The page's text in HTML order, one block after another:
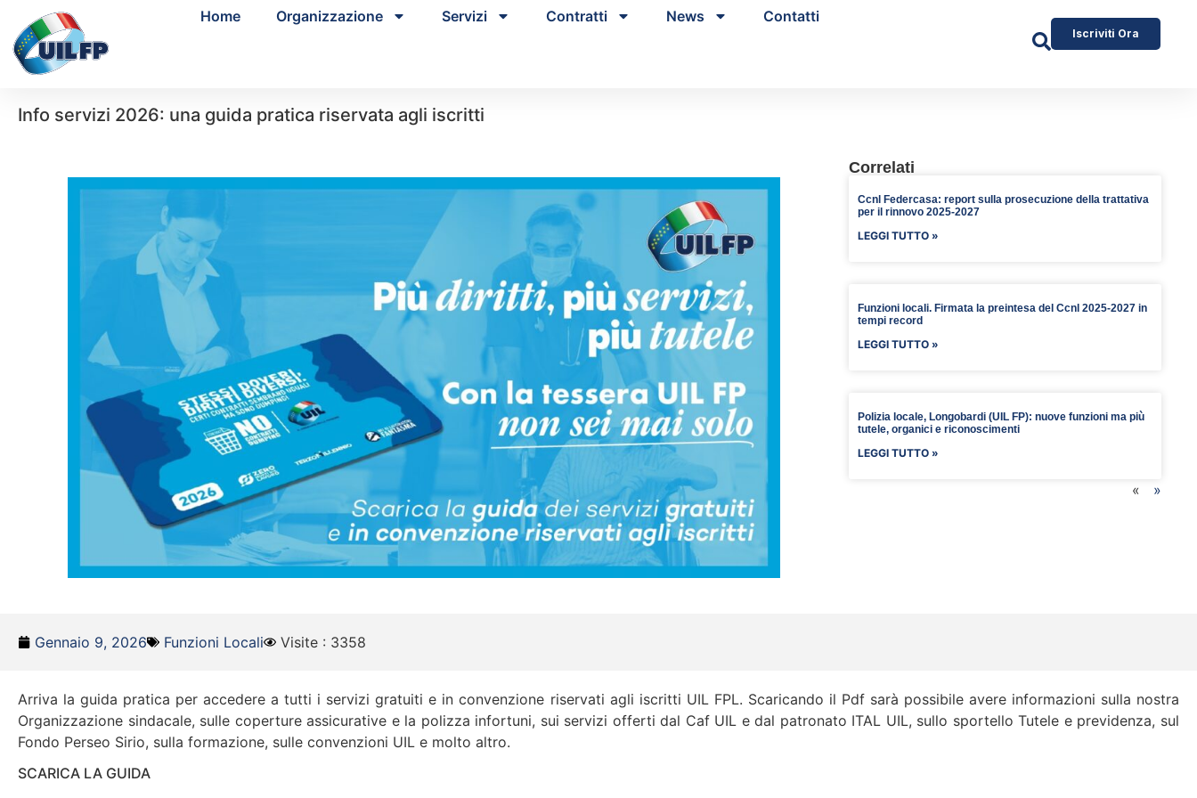
Home Organizzazione Servizi Contratti News Contatti
Iscriviti Ora
Info servizi 2026: una guida pratica riservata agli iscritti
Correlati
Ccnl Federcasa: report sulla prosecuzione della trattativa
per il rinnovo 2025-2027
LEGGI TUTTO »
Funzioni locali. Firmata la preintesa del Ccnl 2025-2027 in
tempi record
LEGGI TUTTO »
Polizia locale, Longobardi (UIL FP): nuove funzioni ma più
tutele, organici e riconoscimenti
LEGGI TUTTO »
« »
Gennaio 9, 2026 Funzioni Locali Visite : 3358
Arriva la guida pratica per accedere a tutti i servizi gratuiti e in convenzione riservati agli iscritti UIL FPL. Scaricando il Pdf sarà possibile avere informazioni sulla nostra
Organizzazione sindacale, sulle coperture assicurative e la polizza infortuni, sui servizi offerti dal Caf UIL e dal patronato ITAL UIL, sullo sportello Tutele e previdenza, sul
Fondo Perseo Sirio, sulla formazione, sulle convenzioni UIL e molto altro.
SCARICA LA GUIDA